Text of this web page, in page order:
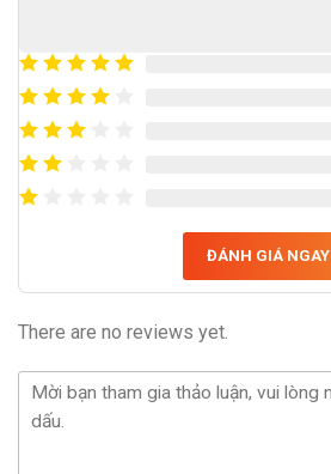
ĐÁNH GIÁ NGAY
There are no reviews yet.